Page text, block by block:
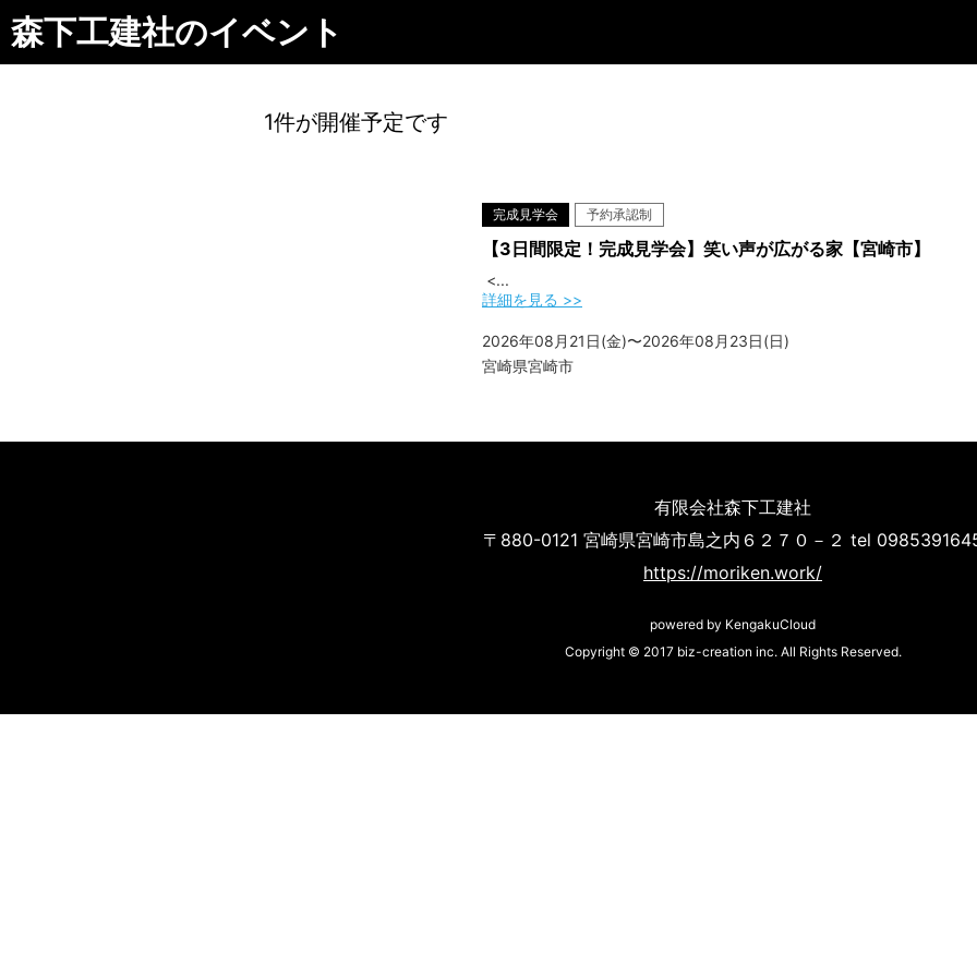
森下工建社のイベント
1件が開催予定です
完成見学会 予約承認制
【3日間限定！完成見学会】笑い声が広がる家【宮崎市】
<...
詳細を見る >>
2026年08月21日(金)〜2026年08月23日(日)
宮崎県宮崎市
有限会社森下工建社
〒880-0121 宮崎県宮崎市島之内６２７０－２ tel
https://moriken.work/
powered by KengakuCloud
Copyright © 2017 biz-creation inc. All Rights Reserved.